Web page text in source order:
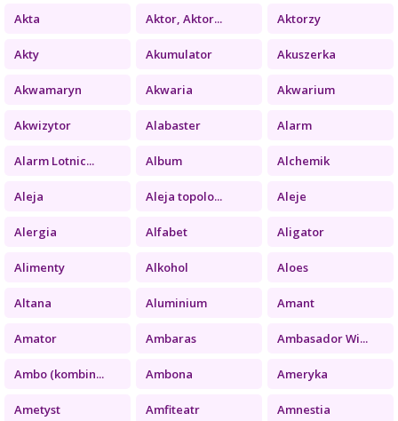
Akta Aktor, Aktor... Aktorzy
Akty Akumulator Akuszerka
Akwamaryn Akwaria Akwarium
Akwizytor Alabaster Alarm
Alarm Lotnic... Album Alchemik
Aleja Aleja topolo... Aleje
Alergia Alfabet Aligator
Alimenty Alkohol Aloes
Altana Aluminium Amant
Amator Ambaras Ambasador Wi...
Ambo (kombin... Ambona Ameryka
Ametyst Amfiteatr Amnestia